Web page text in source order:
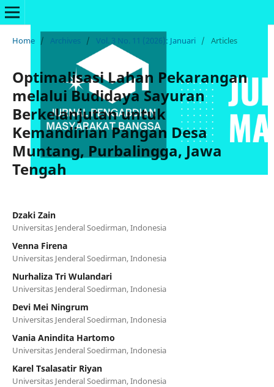
Home / Archives / Vol. 3 No. 11 (2026): Januari / Articles
Optimalisasi Lahan Pekarangan
melalui Budidaya Sayuran
Berkelanjutan untuk
Kemandirian Pangan Desa
Muntang, Purbalingga, Jawa
Tengah
Dzaki Zain
Universitas Jenderal Soedirman, Indonesia
Venna Firena
Universitas Jenderal Soedirman, Indonesia
Nurhaliza Tri Wulandari
Universitas Jenderal Soedirman, Indonesia
Devi Mei Ningrum
Universitas Jenderal Soedirman, Indonesia
Vania Anindita Hartomo
Universitas Jenderal Soedirman, Indonesia
Karel Tsalasatir Riyan
Universitas Jenderal Soedirman, Indonesia